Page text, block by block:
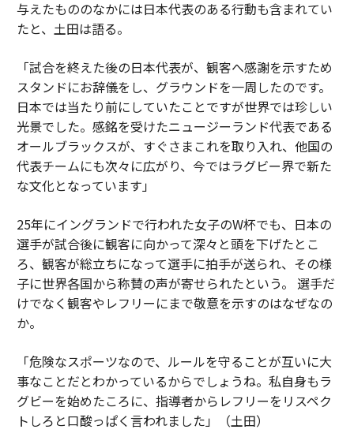
与えたもののなかには日本代表のある行動も含まれてい
たと、土田は語る。
「試合を終えた後の日本代表が、観客へ感謝を示すため
スタンドにお辞儀をし、グラウンドを一周したのです。
日本では当たり前にしていたことですが世界では珍しい
光景でした。感銘を受けたニュージーランド代表である
オールブラックスが、すぐさまこれを取り入れ、他国の
代表チームにも次々に広がり、今ではラグビー界で新た
な文化となっています」
25年にイングランドで行われた女子のW杯でも、日本の
選手が試合後に観客に向かって深々と頭を下げたとこ
ろ、観客が総立ちになって選手に拍手が送られ、その様
子に世界各国から称賛の声が寄せられたという。 選手だ
けでなく観客やレフリーにまで敬意を示すのはなぜなの
か。
「危険なスポーツなので、ルールを守ることが互いに大
事なことだとわかっているからでしょうね。私自身もラ
グビーを始めたころに、指導者からレフリーをリスペク
トしろと口酸っぱく言われました」（土田）